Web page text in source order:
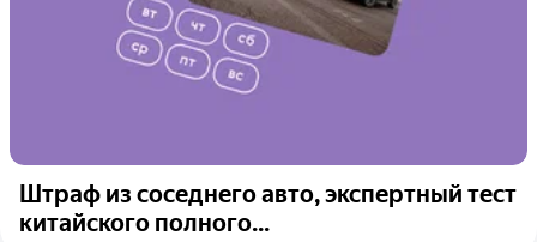
Штраф из соседнего авто, экспертный тест
китайского полного...